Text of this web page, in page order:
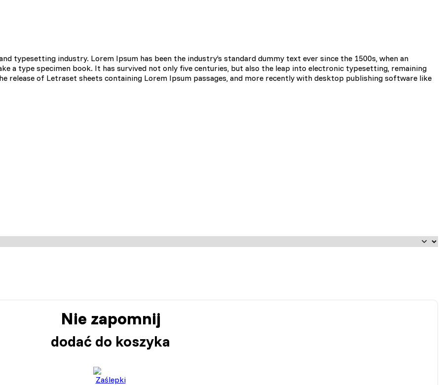
typesetting industry. Lorem Ipsum has been the industry’s standard dummy text ever since the 1500s, when an
a type specimen book. It has survived not only five centuries, but also the leap into electronic typesetting, remaining
release of Letraset sheets containing Lorem Ipsum passages, and more recently with desktop publishing software like
Nie zapomnij
dodać do koszyka
umożliwiają stronie zapamiętanie informacji, które zmieniają wygląd lub funkcjonowanie strony,
w którym znajduje się użytkownik.
anonimowe informacje.